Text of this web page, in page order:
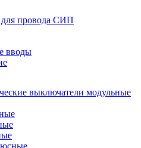
провода СИП
вводы
выключатели модульные